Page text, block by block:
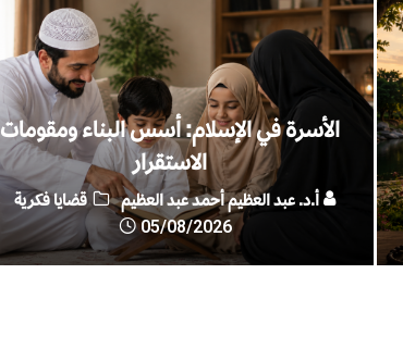
الأسرة في الإسلام: أسس البناء ومقومات
الاستقرار
أ.د. عبد العظيم أحمد عبد العظيم
قضايا فكرية
05/08/2026